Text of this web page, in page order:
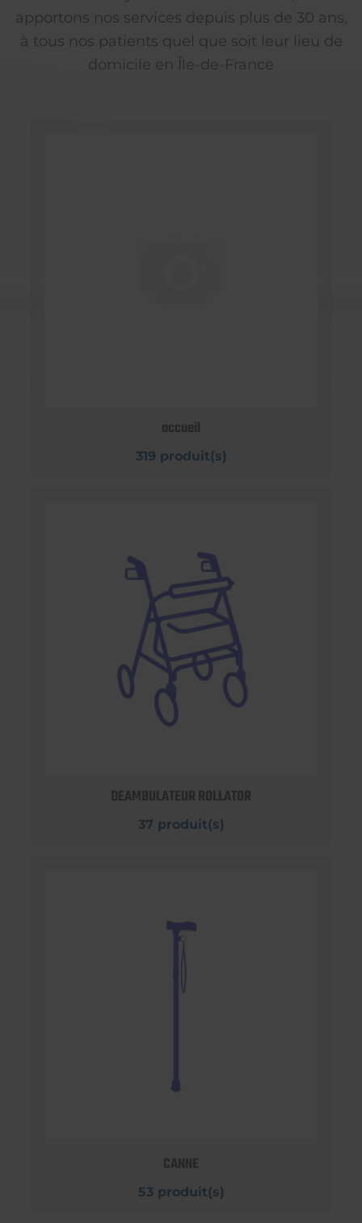
apportons nos services depuis plus de 30 ans,
à tous nos patients quel que soit leur lieu de
domicile en Île-de-France
accueil
319 produit(s)
DEAMBULATEUR ROLLATOR
37 produit(s)
CANNE
53 produit(s)